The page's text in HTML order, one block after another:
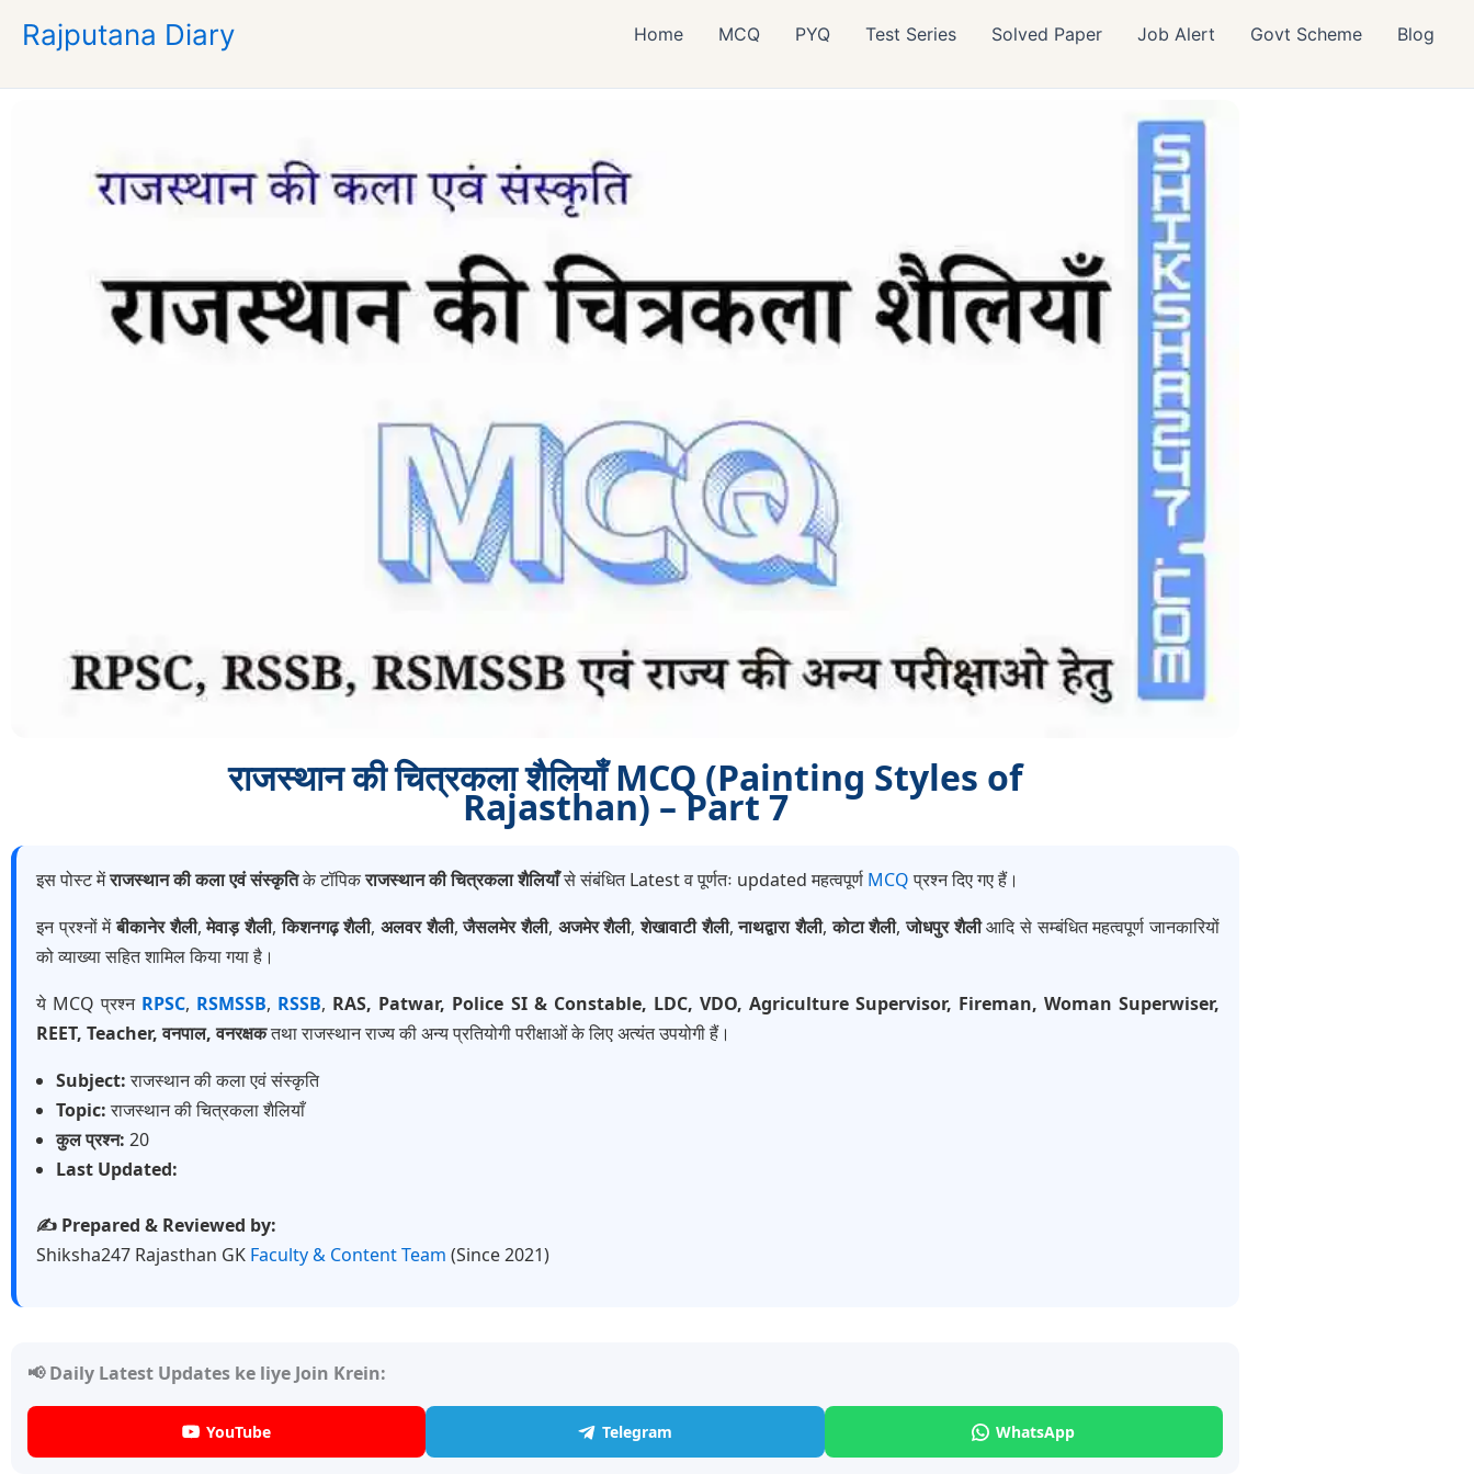
Rajputana Diary Home MCQ PYQ Test Series Solved Paper Job Alert Govt Scheme Blog
राजस्थान की चित्रकला शैलियाँ MCQ (Painting Styles of
Rajasthan) – Part 7
इस पोस्ट मेंराजस्थान की कला एवं संस्कृतिके टॉपिकराजस्थान की चित्रकला शैलियाँसे संबंधित Latest व पूर्णतः updated महत्वपूर्ण MCQप्रश्न दिए गए हैं।
इन प्रश्नों मेंबीकानेर शैली,मेवाड़ शैली,किशनगढ़ शैली,अलवर शैली,जैसलमेर शैली, अजमेर शैली,शेखावाटी शैली,नाथद्वारा शैली,कोटा शैली,जोधपुर शैलीआदि से सम्बंधित महत्वपूर्ण जानकारियों
को व्याख्या सहित शामिल किया गया है।
ये MCQ प्रश्न RPSC, RSMSSB, RSSB, RAS, Patwar, Police SI & Constable, LDC, VDO, Agriculture Supervisor, Fireman, Woman Superwiser,
REET, Teacher, वनपाल, वनरक्षकतथा राजस्थान राज्य की अन्य प्रतियोगी परीक्षाओं के लिए अत्यंत उपयोगी हैं।
Subject:राजस्थान की कला एवं संस्कृति
Topic:राजस्थान की चित्रकला शैलियाँ
कुल प्रश्न: 20
Last Updated:
✍️ Prepared & Reviewed by:
Shiksha247 Rajasthan GK Faculty & Content Team (Since 2021)
📢 Daily Latest Updates ke liye Join Krein:
YouTube Telegram WhatsApp